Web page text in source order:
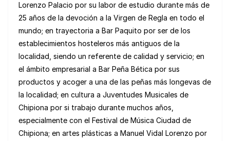
Lorenzo Palacio por su labor de estudio durante más de
25 años de la devoción a la Virgen de Regla en todo el
mundo; en trayectoria a Bar Paquito por ser de los
establecimientos hosteleros más antiguos de la
localidad, siendo un referente de calidad y servicio; en
el ámbito empresarial a Bar Peña Bética por sus
productos y acoger a una de las peñas más longevas de
la localidad; en cultura a Juventudes Musicales de
Chipiona por si trabajo durante muchos años,
especialmente con el Festival de Música Ciudad de
Chipiona; en artes plásticas a Manuel Vidal Lorenzo por